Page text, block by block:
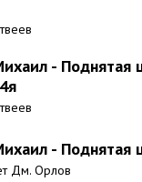
- Поднятая
- Поднятая
Дм. Орлов